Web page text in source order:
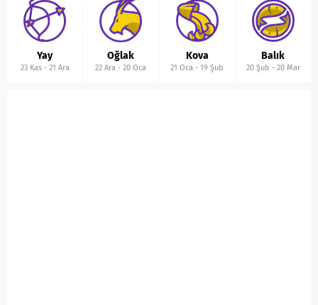
Yay
23 Kas- 21 Ara
Oğlak
22 Ara -20 Oca
Kova
21 Oca -19 Şub
Balık
20 Şub - 20 Mar